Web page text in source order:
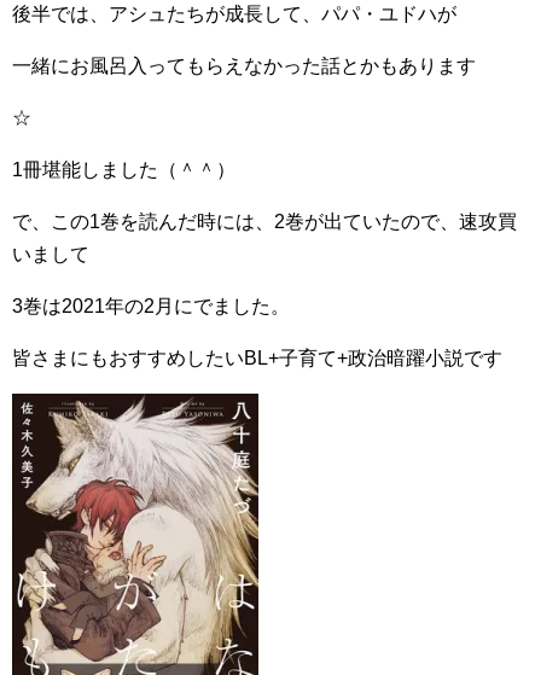
後半では、アシュたちが成長して、パパ・ユドハが
一緒にお風呂入ってもらえなかった話とかもあります
☆
1冊堪能しました（＾＾）
で、この1巻を読んだ時には、2巻が出ていたので、速攻買
いまして
3巻は2021年の2月にでました。
皆さまにもおすすめしたいBL+子育て+政治暗躍小説です